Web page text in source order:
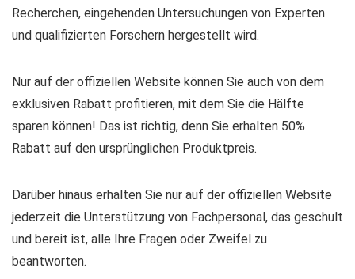
Recherchen, eingehenden Untersuchungen von Experten
und qualifizierten Forschern hergestellt wird.
Nur auf der offiziellen Website können Sie auch von dem
exklusiven Rabatt profitieren, mit dem Sie die Hälfte
sparen können! Das ist richtig, denn Sie erhalten 50%
Rabatt auf den ursprünglichen Produktpreis.
Darüber hinaus erhalten Sie nur auf der offiziellen Website
jederzeit die Unterstützung von Fachpersonal, das geschult
und bereit ist, alle Ihre Fragen oder Zweifel zu
beantworten.